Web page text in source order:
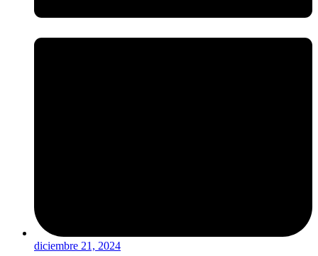
diciembre 21, 2024